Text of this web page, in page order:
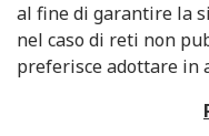
al fine di garantire la
nel caso di reti non
preferisce adottare in